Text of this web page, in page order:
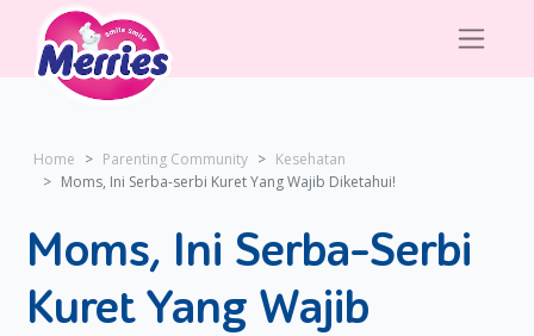
Home Parenting Community
Kesehatan
Moms, Ini Serba-serbi Kuret Yang Wajib Diketahui!
Moms, Ini Serba-Serbi
Kuret Yang Wajib